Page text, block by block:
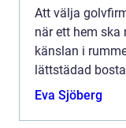
Att välja
när ett hem ska
känslan i
lättstädad
där bostäder
Eva Sjöberg